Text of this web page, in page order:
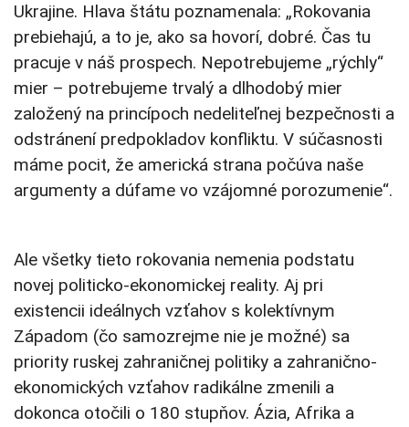
Ukrajine. Hlava štátu poznamenala: „Rokovania
prebiehajú, a to je, ako sa hovorí, dobré. Čas tu
pracuje v náš prospech. Nepotrebujeme „rýchly“
mier – potrebujeme trvalý a dlhodobý mier
založený na princípoch nedeliteľnej bezpečnosti a
odstránení predpokladov konfliktu. V súčasnosti
máme pocit, že americká strana počúva naše
argumenty a dúfame vo vzájomné porozumenie“.
Ale všetky tieto rokovania nemenia podstatu
novej politicko-ekonomickej reality. Aj pri
existencii ideálnych vzťahov s kolektívnym
Západom (čo samozrejme nie je možné) sa
priority ruskej zahraničnej politiky a zahranično-
ekonomických vzťahov radikálne zmenili a
dokonca otočili o 180 stupňov. Ázia, Afrika a